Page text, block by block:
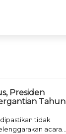
Presiden
Tahun
tidak
acara